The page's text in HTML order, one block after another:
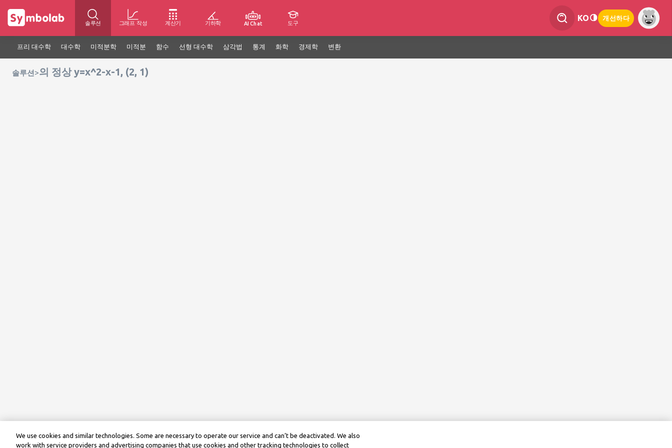
솔루션 그래프 작성 계산기 기하학 AI Chat 도구
KO 개선하다
프리 대수학 대수학 미적분학 미적분 함수 선형 대수학 삼각법 통계 화학 경제학 변환
솔루션 >의 정상 y=x^2-x-1, (2, 1)
We use cookies and similar technologies. Some are necessary to operate our service and can’t be deactivated. We also
work with service providers and advertising companies that use cookies and other tracking technologies to collect